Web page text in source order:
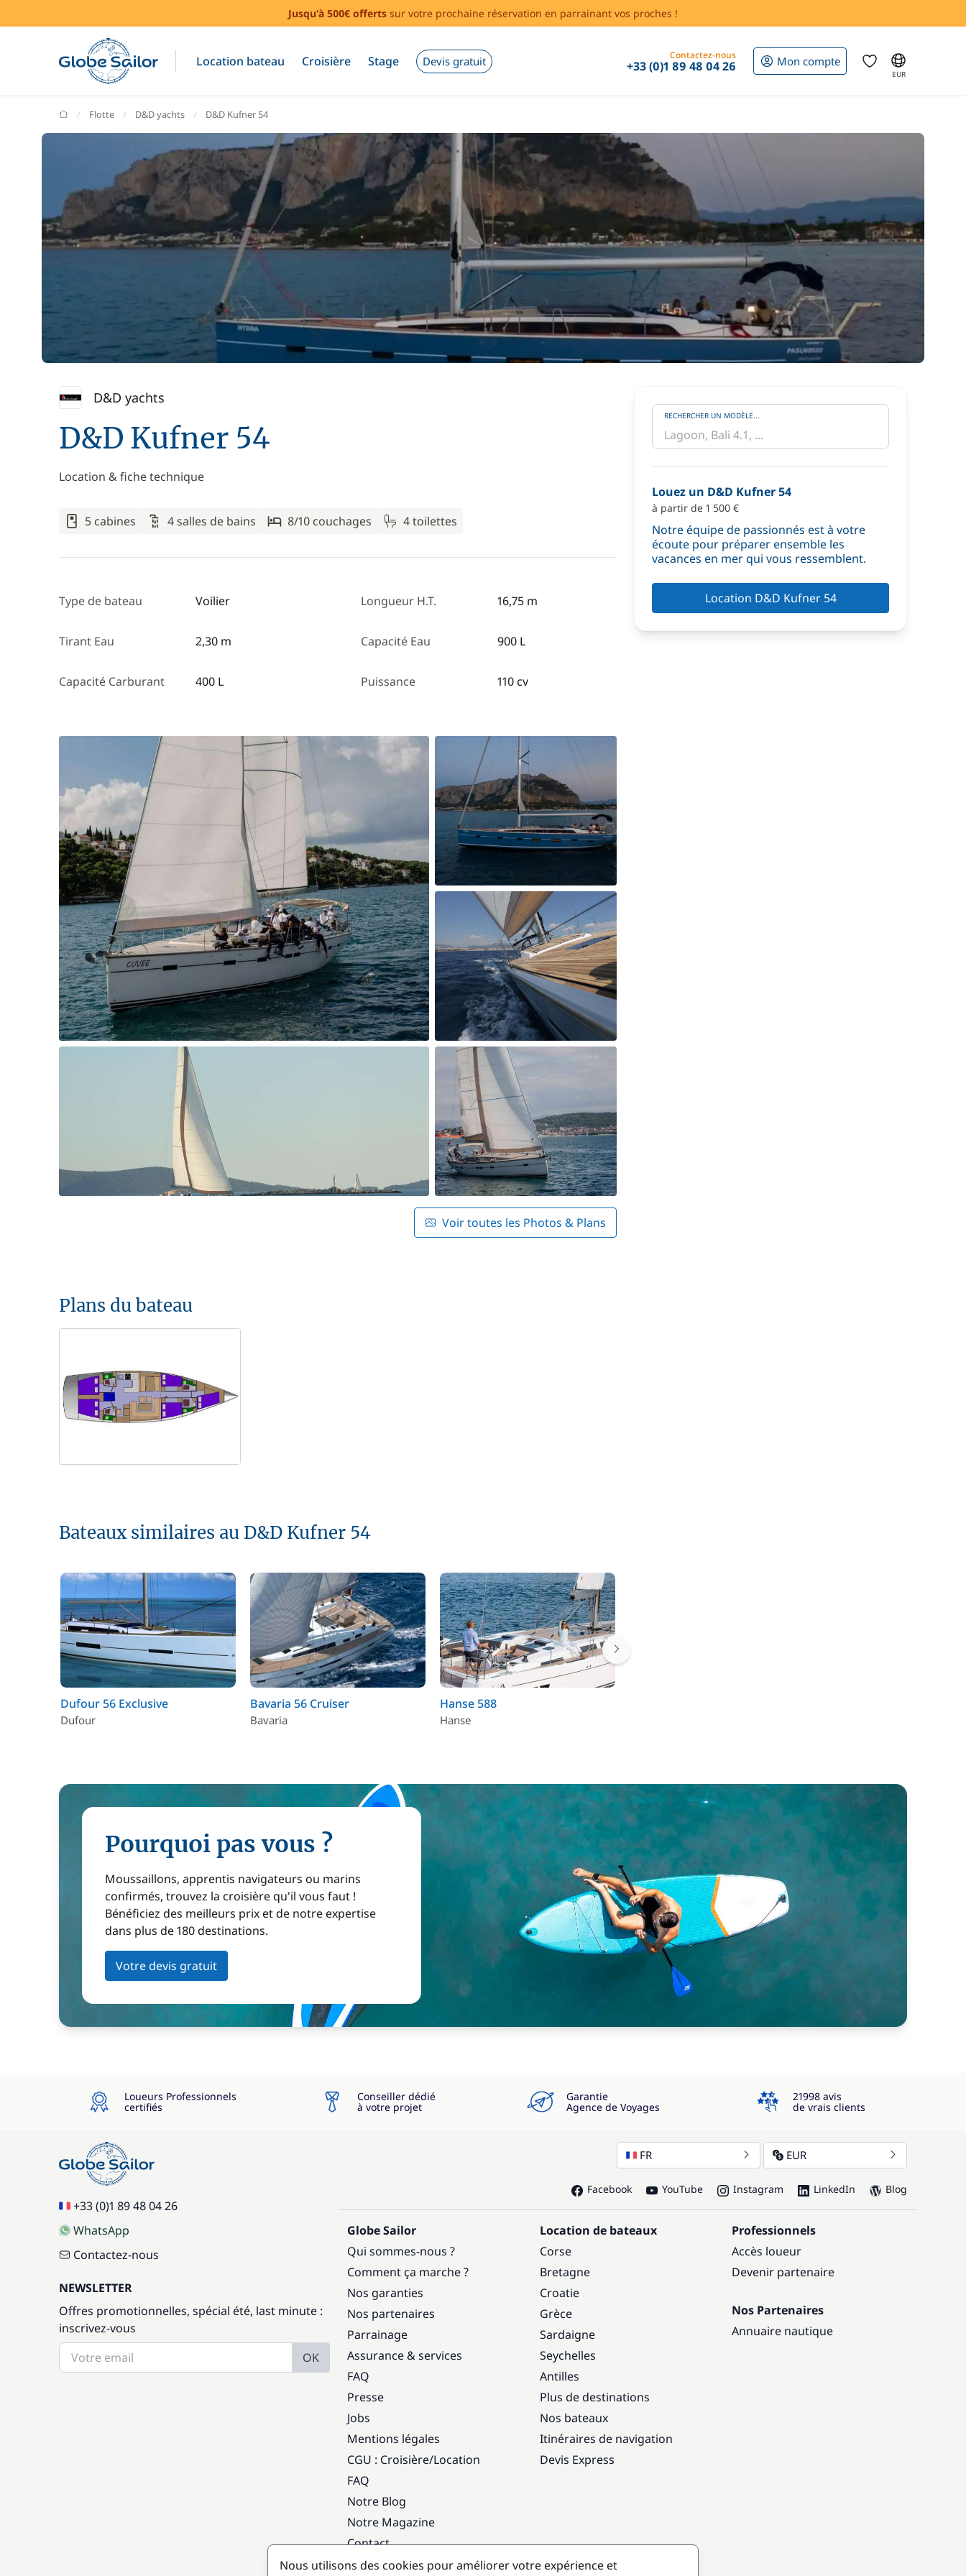
Jusqu'à 500€ offerts sur votre prochaine réservation en parrainant vos proches !
Location bateau Croisière Stage Devis gratuit Contactez-nous
+33 (0)1 89 48 04 26 Mon compte
EUR
GlobeSailor
Flotte D&D yachts D&D Kufner 54
D&D yachts
D&D Kufner 54
Location & fiche technique
5 cabines 4 salles de bains 8/10 couchages 4 toilettes
Type de bateau Voilier Longueur H.T. 16,75 m
Tirant Eau 2,30 m Capacité Eau 900 L
Capacité Carburant 400 L Puissance 110 cv
Voir toutes les Photos & Plans
Plans du bateau
Bateaux similaires au D&D Kufner 54
Dufour 56 Exclusive
Dufour
Bavaria 56 Cruiser
Bavaria
Hanse 588
Hanse
RECHERCHER UN MODÈLE...
Louez un D&D Kufner 54
à partir de 1 500 €
Notre équipe de passionnés est à votre
écoute pour préparer ensemble les
vacances en mer qui vous ressemblent.
Location D&D Kufner 54
Pourquoi pas vous ?
Moussaillons, apprentis navigateurs ou marins
confirmés, trouvez la croisière qu'il vous faut !
Bénéficiez des meilleurs prix et de notre expertise
dans plus de 180 destinations.
Votre devis gratuit
Loueurs Professionnels
certifiés
Conseiller dédié
à votre projet
Garantie
Agence de Voyages
4.3
21998 avis
de vrais clients
+33 (0)1 89 48 04 26
WhatsApp
Contactez-nous
NEWSLETTER
Offres promotionnelles, spécial été, last minute :
inscrivez-vous
OK
FR EUR
Facebook YouTube Instagram LinkedIn Blog
Globe Sailor
Qui sommes-nous ?
Comment ça marche ?
Nos garanties
Nos partenaires
Parrainage
Assurance & services
FAQ
Presse
Jobs
Mentions légales
CGU : Croisière/Location
FAQ
Notre Blog
Notre Magazine
Contact
Location de bateaux
Corse
Bretagne
Croatie
Grèce
Sardaigne
Seychelles
Antilles
Plus de destinations
Nos bateaux
Itinéraires de navigation
Devis Express
Professionnels
Accès loueur
Devenir partenaire
Nos Partenaires
Annuaire nautique
Nous utilisons des cookies pour améliorer votre expérience et